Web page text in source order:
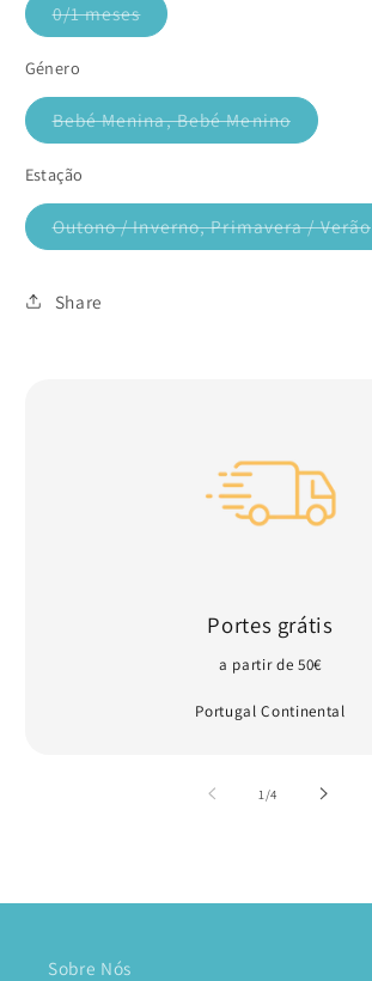
0/1 meses
Variante
Género
Bebé Menina, Bebé Menino
Estação
Outono / Inverno, Primavera / Verão
Share
Portes grátis
a partir de 50€
Portugal Continental
1 /de
4
Sobre Nós